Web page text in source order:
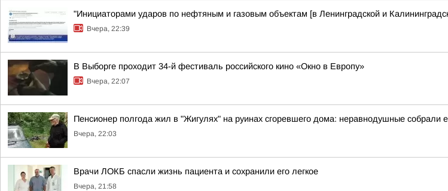
"Инициаторами ударов по нефтяным и газовым объектам [в Ленинградской и
Вчера, 22:39
В Выборге проходит 34-й фестиваль российского кино «Окно в Европу»
Вчера, 22:07
Пенсионер полгода жил в "Жигулях" на руинах сгоревшего дома: неравнодушные собрали
Вчера, 22:03
Врачи ЛОКБ спасли жизнь пациента и сохранили его легкое
Вчера, 21:58